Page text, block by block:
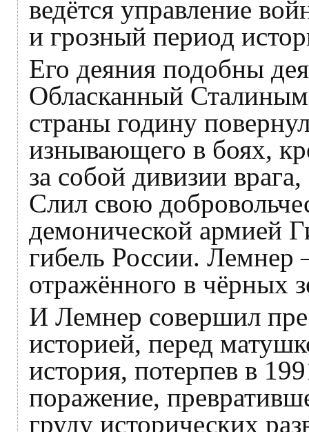
ведётся управление
и грозный период
Его деяния подобны
Обласканный
страны годину
изнывающего в боях,
за собой дивизии
Слил свою
демонической армией
гибель России. Лемнер
отражённого в чёрных
И Лемнер совершил
историей, перед
история, потерпев в
поражение,
груду исторических